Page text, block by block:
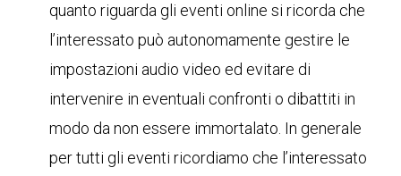
quanto riguarda gli eventi online si ricorda che
l’interessato può autonomamente gestire le
impostazioni audio video ed evitare di
intervenire in eventuali confronti o dibattiti in
modo da non essere immortalato. In generale
per tutti gli eventi ricordiamo che l’interessato